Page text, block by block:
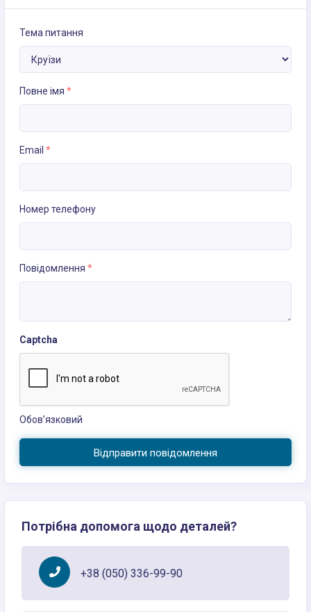
Тема питання
Повне імя *
Email *
Номер телефону
Повідомлення *
Captcha
Обов’язковий
Відправити повідомлення
Потрібна допомога щодо деталей?
+38 (050) 336-99-90